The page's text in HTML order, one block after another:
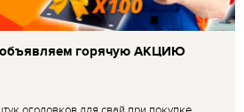
объявляем горячую АКЦИЮ